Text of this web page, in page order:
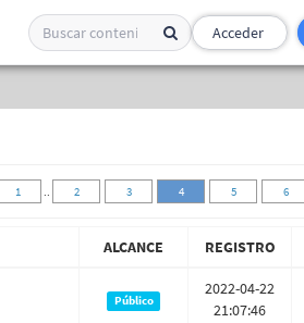
Acceder
1 .. 2 3 4 5 6
ALCANCE REGISTRO
Público
2022-04-22
21:07:46